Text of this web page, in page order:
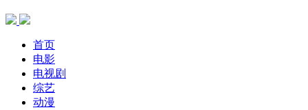
首页
电影
电视剧
综艺
动漫